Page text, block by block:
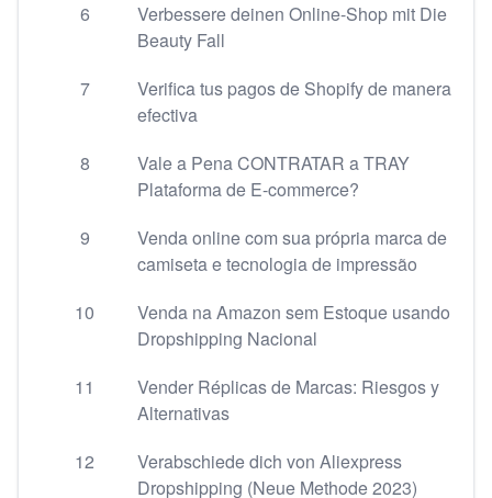
6
Verbessere deinen Online-Shop mit Die
Beauty Fall
7
Verifica tus pagos de Shopify de manera
efectiva
8
Vale a Pena CONTRATAR a TRAY
Plataforma de E-commerce?
9
Venda online com sua própria marca de
camiseta e tecnologia de impressão
10
Venda na Amazon sem Estoque usando
Dropshipping Nacional
11
Vender Réplicas de Marcas: Riesgos y
Alternativas
12
Verabschiede dich von Aliexpress
Dropshipping (Neue Methode 2023)